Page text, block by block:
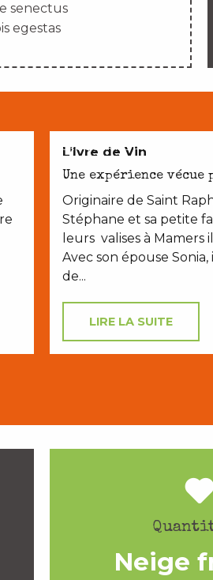
senectus
egestas
CROQUER NOTRE TERROIR
L’Ivre de Vin
Une expérience vécue
Originaire de Saint
Stéphane et sa petite
leurs valises à Mamers
Avec son épouse
de...
LIRE LA SUITE
Neige